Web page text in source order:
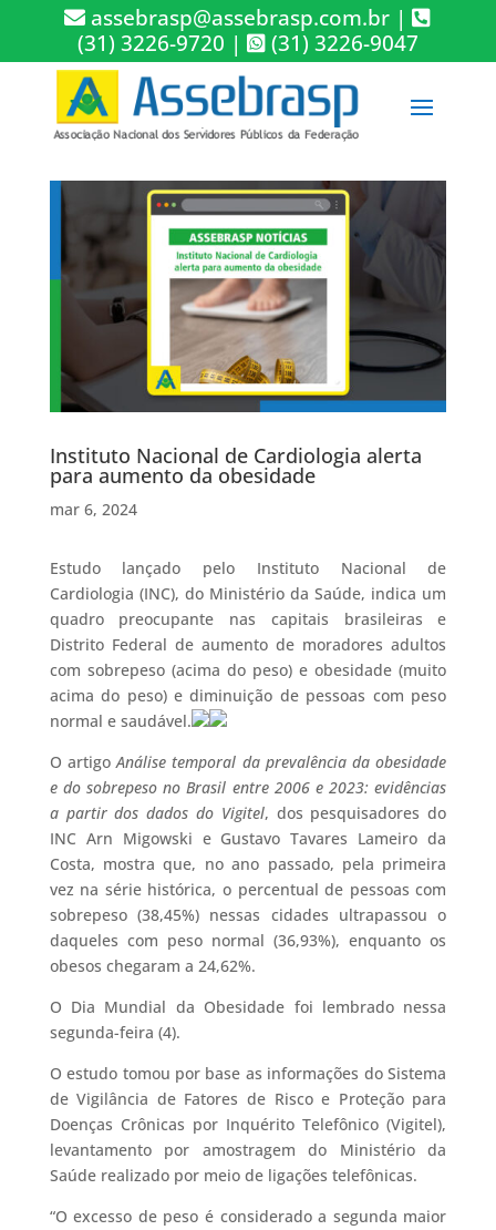
assebrasp@assebrasp.com.br |
(31) 3226-9720 | (31) 3226-9047
Instituto Nacional de Cardiologia alerta
para aumento da obesidade
mar 6, 2024
Estudo lançado pelo Instituto Nacional de
Cardiologia (INC), do Ministério da Saúde, indica um
quadro preocupante nas capitais brasileiras e
Distrito Federal de aumento de moradores adultos
com sobrepeso (acima do peso) e obesidade (muito
acima do peso) e diminuição de pessoas com peso
normal e saudável.
O artigoAnálise temporal da prevalência da obesidade
e do sobrepeso no Brasil entre 2006 e 2023: evidências
a partir dos dados do Vigitel, dos pesquisadores do
INC Arn Migowski e Gustavo Tavares Lameiro da
Costa, mostra que, no ano passado, pela primeira
vez na série histórica, o percentual de pessoas com
sobrepeso (38,45%) nessas cidades ultrapassou o
daqueles com peso normal (36,93%), enquanto os
obesos chegaram a 24,62%.
O Dia Mundial da Obesidade foi lembrado nessa
segunda-feira (4).
O estudo tomou por base as informações do Sistema
de Vigilância de Fatores de Risco e Proteção para
Doenças Crônicas por Inquérito Telefônico (Vigitel),
levantamento por amostragem do Ministério da
Saúde realizado por meio de ligações telefônicas.
“O excesso de peso é considerado a segunda maior